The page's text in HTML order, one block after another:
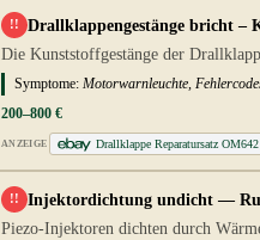
!! Drallklappengestänge bricht –
Die Kunststoffgestänge der
Symptome: Motorwarnleuchte,
200–800 €
ANZEIGE Drallklappe Reparatursatz OM642
!! Injektordichtung undicht —
Piezo-Injektoren dichten durch